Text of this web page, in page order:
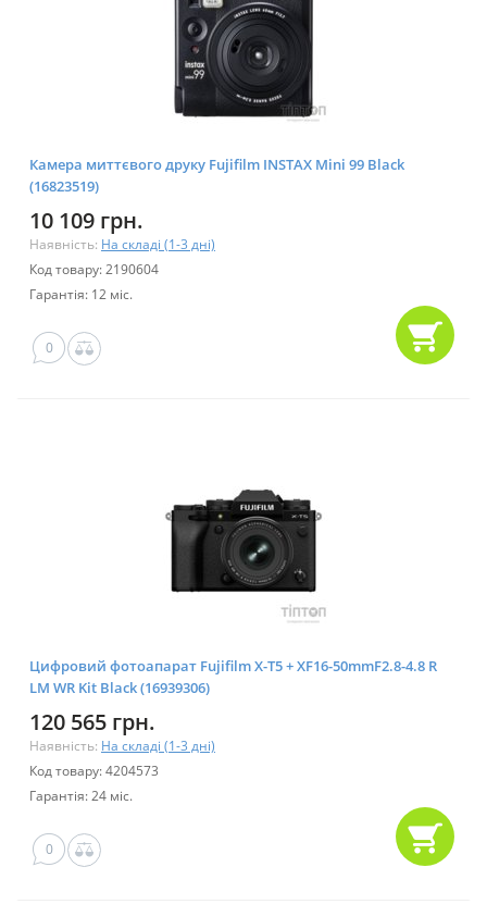
Камера миттєвого друку Fujifilm INSTAX Mini 99 Black
(16823519)
10 109 грн.
Наявність: На складі (1-3 дні)
Код товару: 2190604
Гарантія: 12 міс.
0
Цифровий фотоапарат Fujifilm X-T5 + XF16-50mmF2.8-4.8 R
LM WR Kit Black (16939306)
120 565 грн.
Наявність: На складі (1-3 дні)
Код товару: 4204573
Гарантія: 24 міс.
0